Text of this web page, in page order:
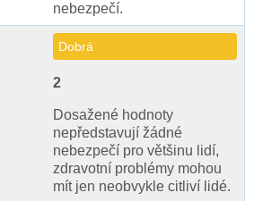
nebezpečí.
Dobrá
2
Dosažené hodnoty
nepředstavují žádné
nebezpečí pro většinu lidí,
zdravotní problémy mohou
mít jen neobvykle citliví lidé.